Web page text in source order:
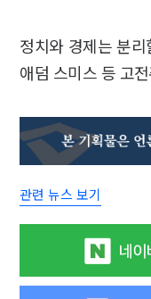
정치와 경제는 분
애덤 스미스 등 고
관련 뉴스 보기